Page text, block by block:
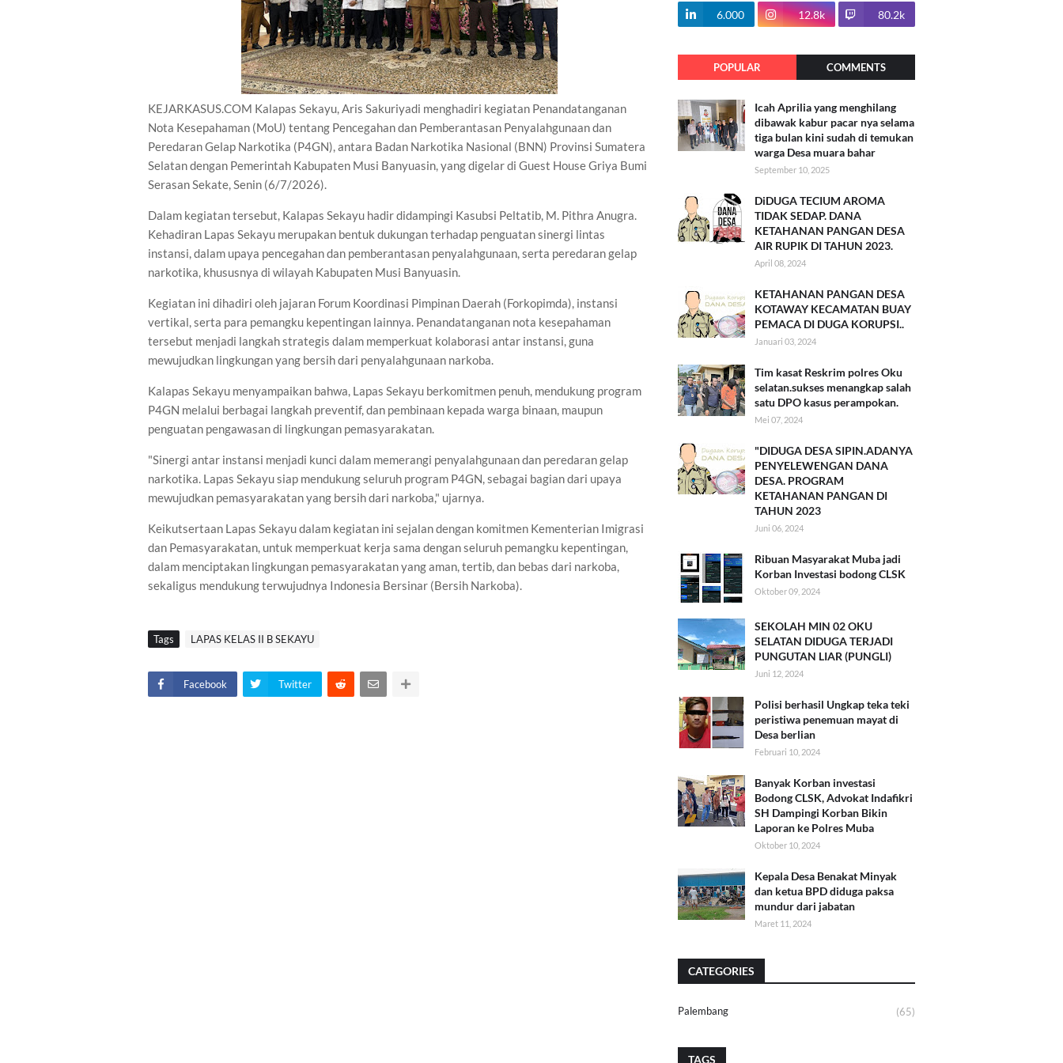
KEJARKASUS.COM Kalapas Sekayu, Aris Sakuriyadi menghadiri kegiatan Penandatanganan
Nota Kesepahaman (MoU) tentang Pencegahan dan Pemberantasan Penyalahgunaan dan
Peredaran Gelap Narkotika (P4GN), antara Badan Narkotika Nasional (BNN) Provinsi Sumatera
Selatan dengan Pemerintah Kabupaten Musi Banyuasin, yang digelar di Guest House Griya Bumi
Serasan Sekate, Senin (6/7/2026).
Dalam kegiatan tersebut, Kalapas Sekayu hadir didampingi Kasubsi Peltatib, M. Pithra Anugra.
Kehadiran Lapas Sekayu merupakan bentuk dukungan terhadap penguatan sinergi lintas
instansi, dalam upaya pencegahan dan pemberantasan penyalahgunaan, serta peredaran gelap
narkotika, khususnya di wilayah Kabupaten Musi Banyuasin.
Kegiatan ini dihadiri oleh jajaran Forum Koordinasi Pimpinan Daerah (Forkopimda), instansi
vertikal, serta para pemangku kepentingan lainnya. Penandatanganan nota kesepahaman
tersebut menjadi langkah strategis dalam memperkuat kolaborasi antar instansi, guna
mewujudkan lingkungan yang bersih dari penyalahgunaan narkoba.
Kalapas Sekayu menyampaikan bahwa, Lapas Sekayu berkomitmen penuh, mendukung program
P4GN melalui berbagai langkah preventif, dan pembinaan kepada warga binaan, maupun
penguatan pengawasan di lingkungan pemasyarakatan.
"Sinergi antar instansi menjadi kunci dalam memerangi penyalahgunaan dan peredaran gelap
narkotika. Lapas Sekayu siap mendukung seluruh program P4GN, sebagai bagian dari upaya
mewujudkan pemasyarakatan yang bersih dari narkoba," ujarnya.
Keikutsertaan Lapas Sekayu dalam kegiatan ini sejalan dengan komitmen Kementerian Imigrasi
dan Pemasyarakatan, untuk memperkuat kerja sama dengan seluruh pemangku kepentingan,
dalam menciptakan lingkungan pemasyarakatan yang aman, tertib, dan bebas dari narkoba,
sekaligus mendukung terwujudnya Indonesia Bersinar (Bersih Narkoba).
Tags LAPAS KELAS II B SEKAYU
Facebook Twitter
100.7k
6.000 12.8k 80.2k
POPULAR COMMENTS
Icah Aprilia yang menghilang
dibawak kabur pacar nya selama
tiga bulan kini sudah di temukan
warga Desa muara bahar
September 10, 2025
DiDUGA TECIUM AROMA
TIDAK SEDAP. DANA
KETAHANAN PANGAN DESA
AIR RUPIK DI TAHUN 2023.
April 08, 2024
KETAHANAN PANGAN DESA
KOTAWAY KECAMATAN BUAY
PEMACA DI DUGA KORUPSI..
Januari 03, 2024
Tim kasat Reskrim polres Oku
selatan.sukses menangkap salah
satu DPO kasus perampokan.
Mei 07, 2024
"DIDUGA DESA SIPIN.ADANYA
PENYELEWENGAN DANA
DESA. PROGRAM
KETAHANAN PANGAN DI
TAHUN 2023
Juni 06, 2024
Ribuan Masyarakat Muba jadi
Korban Investasi bodong CLSK
Oktober 09, 2024
SEKOLAH MIN 02 OKU
SELATAN DIDUGA TERJADI
PUNGUTAN LIAR (PUNGLI)
Juni 12, 2024
Polisi berhasil Ungkap teka teki
peristiwa penemuan mayat di
Desa berlian
Februari 10, 2024
Banyak Korban investasi
Bodong CLSK, Advokat Indafikri
SH Dampingi Korban Bikin
Laporan ke Polres Muba
Oktober 10, 2024
Kepala Desa Benakat Minyak
dan ketua BPD diduga paksa
mundur dari jabatan
Maret 11, 2024
CATEGORIES
Palembang (65)
TAGS